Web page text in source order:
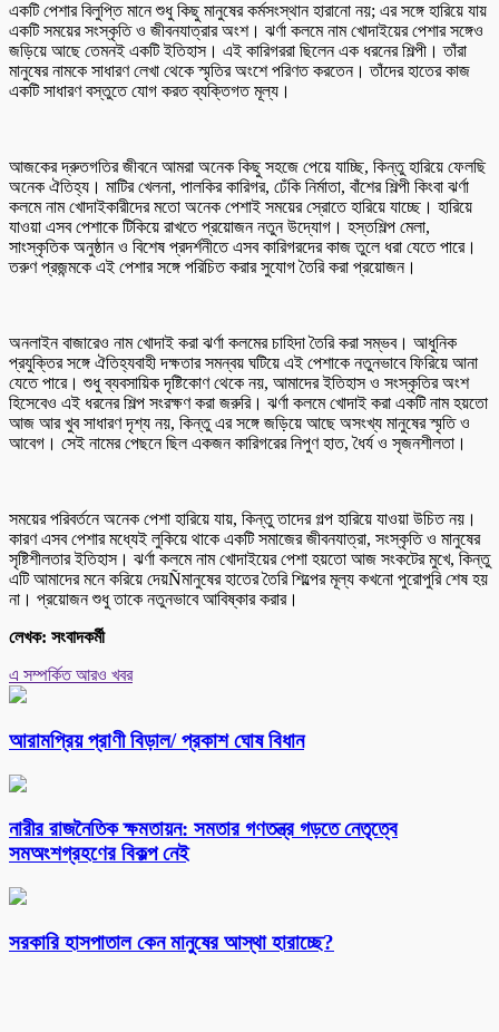
একটি পেশার বিলুপ্তি মানে শুধু কিছু মানুষের কর্মসংস্থান হারানো নয়; এর সঙ্গে হারিয়ে যায়
একটি সময়ের সংস্কৃতি ও জীবনযাত্রার অংশ। ঝর্ণা কলমে নাম খোদাইয়ের পেশার সঙ্গেও
জড়িয়ে আছে তেমনই একটি ইতিহাস। এই কারিগররা ছিলেন এক ধরনের শিল্পী। তাঁরা
মানুষের নামকে সাধারণ লেখা থেকে স্মৃতির অংশে পরিণত করতেন। তাঁদের হাতের কাজ
একটি সাধারণ বস্তুতে যোগ করত ব্যক্তিগত মূল্য।
আজকের দ্রুতগতির জীবনে আমরা অনেক কিছু সহজে পেয়ে যাচ্ছি, কিন্তু হারিয়ে ফেলছি
অনেক ঐতিহ্য। মাটির খেলনা, পালকির কারিগর, ঢেঁকি নির্মাতা, বাঁশের শিল্পী কিংবা ঝর্ণা
কলমে নাম খোদাইকারীদের মতো অনেক পেশাই সময়ের স্রোতে হারিয়ে যাচ্ছে। হারিয়ে
যাওয়া এসব পেশাকে টিকিয়ে রাখতে প্রয়োজন নতুন উদ্যোগ। হস্তশিল্প মেলা,
সাংস্কৃতিক অনুষ্ঠান ও বিশেষ প্রদর্শনীতে এসব কারিগরদের কাজ তুলে ধরা যেতে পারে।
তরুণ প্রজন্মকে এই পেশার সঙ্গে পরিচিত করার সুযোগ তৈরি করা প্রয়োজন।
অনলাইন বাজারেও নাম খোদাই করা ঝর্ণা কলমের চাহিদা তৈরি করা সম্ভব। আধুনিক
প্রযুক্তির সঙ্গে ঐতিহ্যবাহী দক্ষতার সমন্বয় ঘটিয়ে এই পেশাকে নতুনভাবে ফিরিয়ে আনা
যেতে পারে। শুধু ব্যবসায়িক দৃষ্টিকোণ থেকে নয়, আমাদের ইতিহাস ও সংস্কৃতির অংশ
হিসেবেও এই ধরনের শিল্প সংরক্ষণ করা জরুরি। ঝর্ণা কলমে খোদাই করা একটি নাম হয়তো
আজ আর খুব সাধারণ দৃশ্য নয়, কিন্তু এর সঙ্গে জড়িয়ে আছে অসংখ্য মানুষের স্মৃতি ও
আবেগ। সেই নামের পেছনে ছিল একজন কারিগরের নিপুণ হাত, ধৈর্য ও সৃজনশীলতা।
সময়ের পরিবর্তনে অনেক পেশা হারিয়ে যায়, কিন্তু তাদের গল্প হারিয়ে যাওয়া উচিত নয়।
কারণ এসব পেশার মধ্যেই লুকিয়ে থাকে একটি সমাজের জীবনযাত্রা, সংস্কৃতি ও মানুষের
সৃষ্টিশীলতার ইতিহাস। ঝর্ণা কলমে নাম খোদাইয়ের পেশা হয়তো আজ সংকটের মুখে, কিন্তু
এটি আমাদের মনে করিয়ে দেয়Ñমানুষের হাতের তৈরি শিল্পের মূল্য কখনো পুরোপুরি শেষ হয়
না। প্রয়োজন শুধু তাকে নতুনভাবে আবিষ্কার করার।
লেখক: সংবাদকর্মী
এ সম্পর্কিত আরও খবর
আরামপ্রিয় প্রাণী বিড়াল/ প্রকাশ ঘোষ বিধান
নারীর রাজনৈতিক ক্ষমতায়ন: সমতার গণতন্ত্র গড়তে নেতৃত্বে
সমঅংশগ্রহণের বিকল্প নেই
সরকারি হাসপাতাল কেন মানুষের আস্থা হারাচ্ছে?